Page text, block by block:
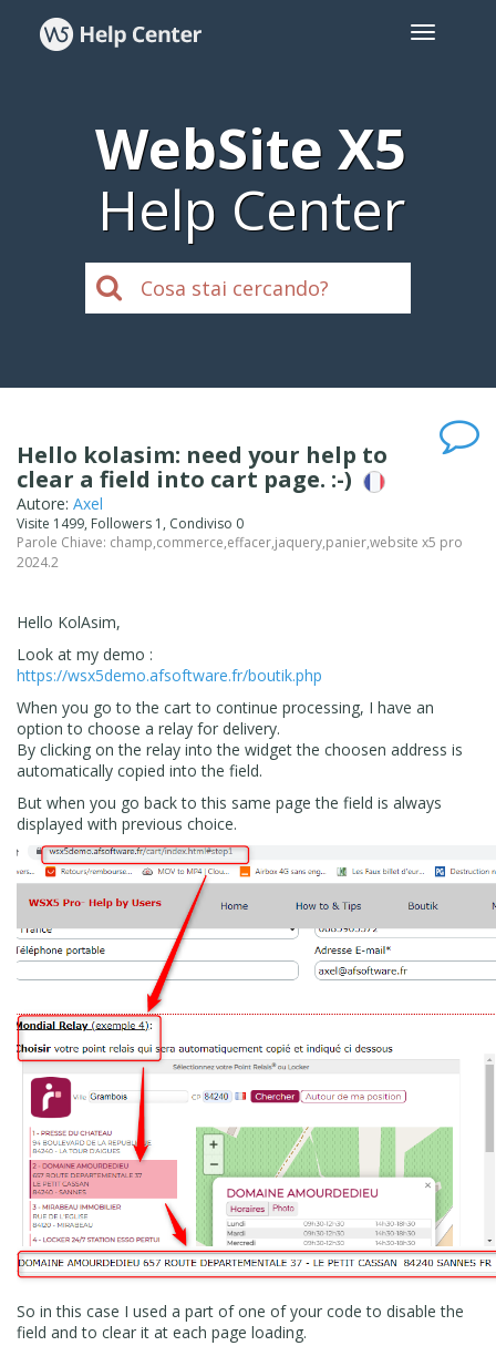
WebSite X5
Help Center
Hello kolasim: need your help to
clear a field into cart page. :-)
Autore: Axel
Visite 1499, Followers 1, Condiviso 0
Parole Chiave: champ,commerce,effacer,jaquery,panier,website x5 pro
2024.2
Hello KolAsim,
Look at my demo :
https://wsx5demo.afsoftware.fr/boutik.php
When you go to the cart to continue processing, I have an
option to choose a relay for delivery.
By clicking on the relay into the widget the choosen address is
automatically copied into the field.
But when you go back to this same page the field is always
displayed with previous choice.
So in this case I used a part of one of your code to disable the
field and to clear it at each page loading.